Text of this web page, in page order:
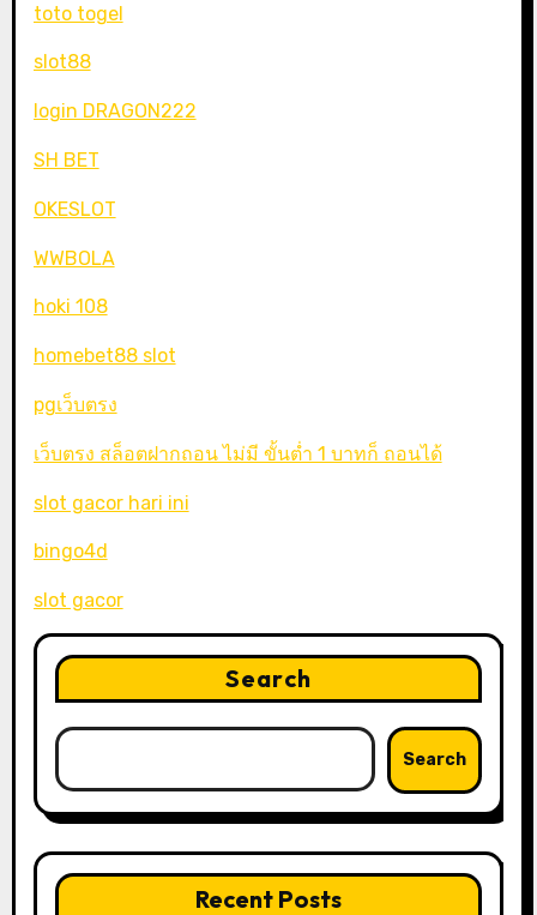
toto togel
slot88
login DRAGON222
SH BET
OKESLOT
WWBOLA
hoki 108
homebet88 slot
pgเว็บตรง
เว็บตรง สล็อตฝากถอน ไม่มี ขั้นต่ำ 1 บาทก็ ถอนได้
slot gacor hari ini
bingo4d
slot gacor
Search
Search
Recent Posts